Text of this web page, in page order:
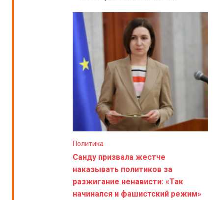
Политика
Санду призвала жестче
наказывать политиков за
разжигание ненависти: «Так
начинался и фашистский режим»